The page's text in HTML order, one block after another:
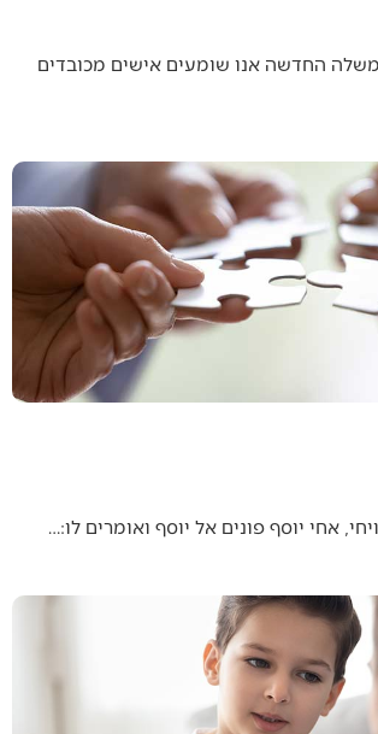
החדשה אנו שומעים אישים מכובדים
אחי יוסף פונים אל יוסף ואומרים לו:…